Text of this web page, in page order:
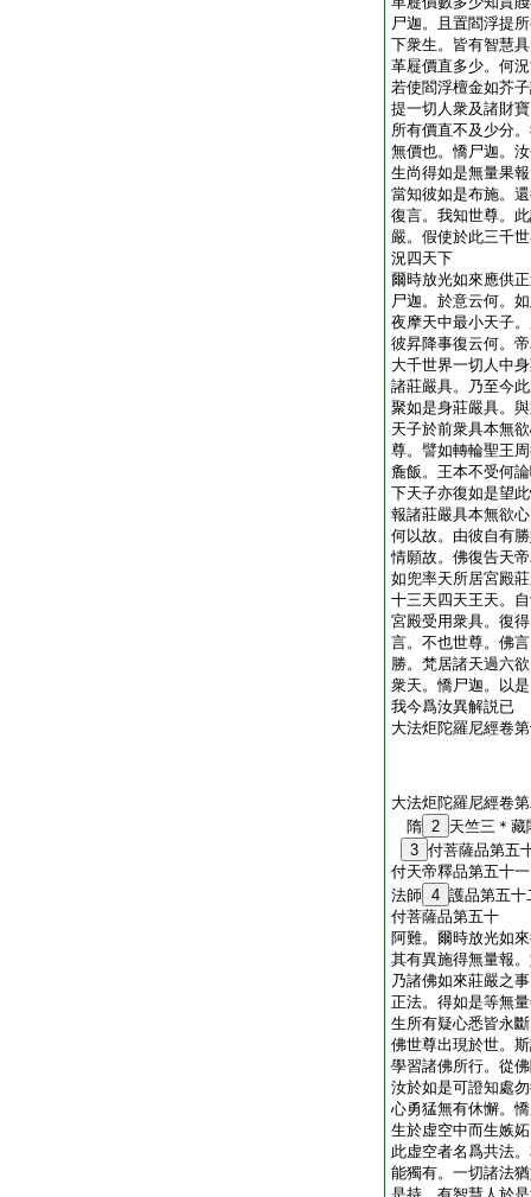
尸迦。且置閻浮提
下衆生。皆有智慧
革屣價直多少。何
若使閻浮檀金如芥
提一切人衆及諸財
所有價直不及少分
無價也。憍尸迦。
生尚得如是無量果
當知彼如是布施。
復言。我知世尊。
嚴。假使於此三千
況四天下
爾時放光如來應供
尸迦。於意云何。
夜摩天中最小天子
彼昇降事復云何。
大千世界一切人中
諸莊嚴具。乃至今
聚如是身莊嚴具。
天子於前衆具本無
尊。譬如轉輪聖王
麁飯。王本不受何
下天子亦復如是望
報諸莊嚴具本無欲
何以故。由彼自有
情願故。佛復告天
如兜率天所居宮殿
十三天四天王天。
宮殿受用衆具。復
言。不也世尊。佛
勝。梵居諸天過六
衆天。憍尸迦。以
我今爲汝異解説已
大法炬陀羅尼經卷
大法炬陀羅尼經卷
隋 2 天竺三＊
3 付菩薩品第五
付天帝釋品第五十一
法師 4 護品第五十
付菩薩品第五十
阿難。爾時放光如
其有異施得無量報
乃諸佛如來莊嚴之
正法。得如是等無
生所有疑心悉皆永
佛世尊出現於世。
學習諸佛所行。從
汝於如是可證知處
心勇猛無有休懈。
生於虚空中而生嫉
此虚空者名爲共法
能獨有。一切諸法